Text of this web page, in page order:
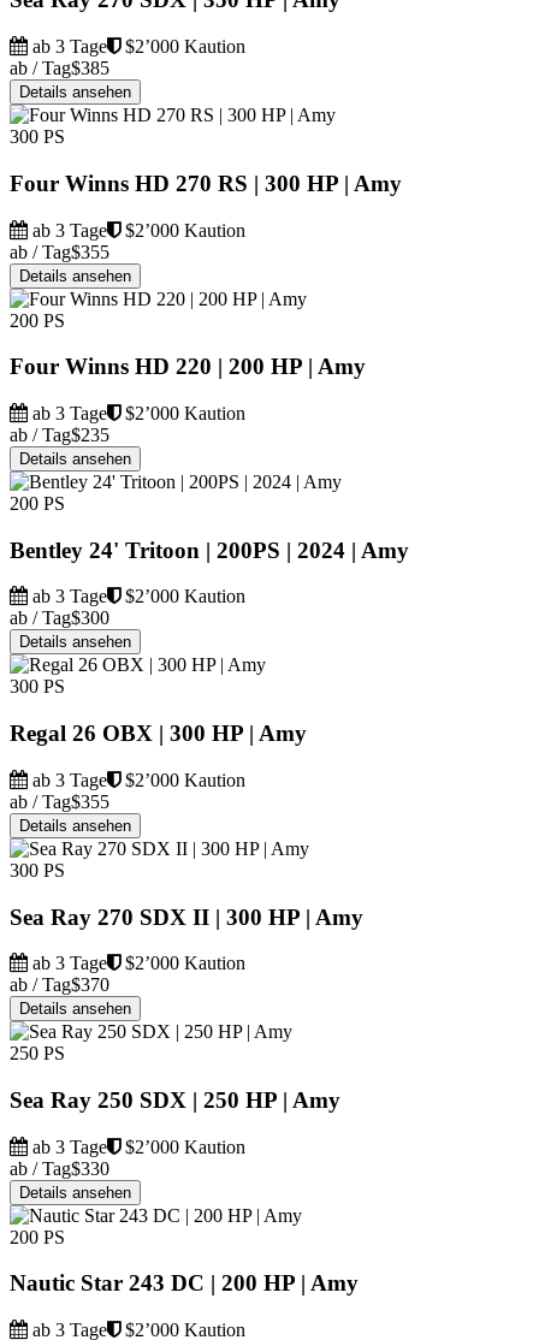
ab 3 Tage
$2’000 Kaution
ab / Tag$385
Details ansehen
300 PS
Four Winns HD 270 RS | 300 HP | Amy
ab 3 Tage
$2’000 Kaution
ab / Tag$355
Details ansehen
200 PS
Four Winns HD 220 | 200 HP | Amy
ab 3 Tage
$2’000 Kaution
ab / Tag$235
Details ansehen
200 PS
Bentley 24' Tritoon | 200PS | 2024 | Amy
ab 3 Tage
$2’000 Kaution
ab / Tag$300
Details ansehen
300 PS
Regal 26 OBX | 300 HP | Amy
ab 3 Tage
$2’000 Kaution
ab / Tag$355
Details ansehen
300 PS
Sea Ray 270 SDX II | 300 HP | Amy
ab 3 Tage
$2’000 Kaution
ab / Tag$370
Details ansehen
250 PS
Sea Ray 250 SDX | 250 HP | Amy
ab 3 Tage
$2’000 Kaution
ab / Tag$330
Details ansehen
200 PS
Nautic Star 243 DC | 200 HP | Amy
ab 3 Tage
$2’000 Kaution